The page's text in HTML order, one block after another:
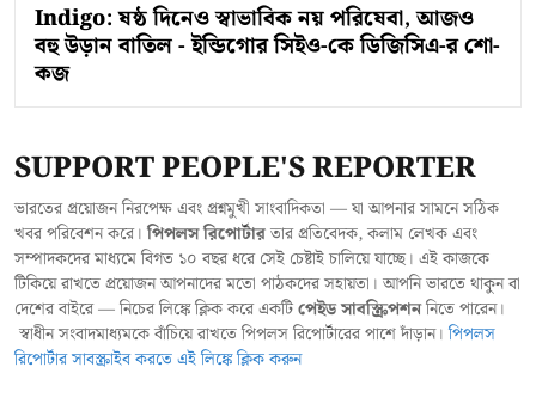
Indigo: ষষ্ঠ দিনেও স্বাভাবিক নয় পরিষেবা, আজও
বহু উড়ান বাতিল - ইন্ডিগোর সিইও-কে ডিজিসিএ-র শো-
কজ
SUPPORT PEOPLE'S REPORTER
ভারতের প্রয়োজন নিরপেক্ষ এবং প্রশ্নমুখী সাংবাদিকতা — যা আপনার সামনে সঠিক
খবর পরিবেশন করে।পিপলস রিপোর্টারতার প্রতিবেদক, কলাম লেখক এবং
সম্পাদকদের মাধ্যমে বিগত ১০ বছর ধরে সেই চেষ্টাই চালিয়ে যাচ্ছে। এই কাজকে
টিকিয়ে রাখতে প্রয়োজন আপনাদের মতো পাঠকদের সহায়তা। আপনি ভারতে থাকুন বা
দেশের বাইরে — নিচের লিঙ্কে ক্লিক করে একটিপেইড সাবস্ক্রিপশননিতে পারেন।
স্বাধীন সংবাদমাধ্যমকে বাঁচিয়ে রাখতে পিপলস রিপোর্টারের পাশে দাঁড়ান।পিপলস
রিপোর্টার সাবস্ক্রাইব করতে এই লিঙ্কে ক্লিক করুন